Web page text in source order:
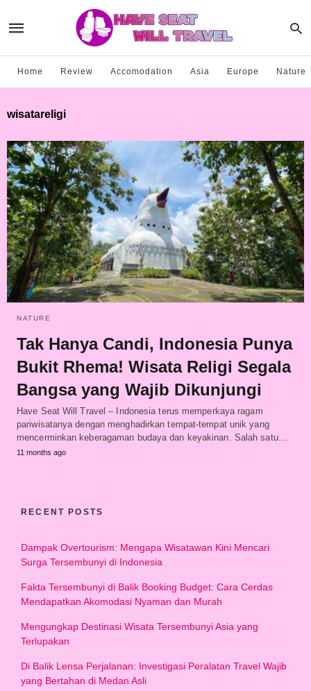
Home Review Accomodation Asia Europe Nature
wisatareligi
NATURE
Tak Hanya Candi, Indonesia Punya
Bukit Rhema! Wisata Religi Segala
Bangsa yang Wajib Dikunjungi
Have Seat Will Travel – Indonesia terus memperkaya ragam
pariwisatanya dengan menghadirkan tempat-tempat unik yang
mencerminkan keberagaman budaya dan keyakinan. Salah satu…
11 months ago
RECENT POSTS
Dampak Overtourism: Mengapa Wisatawan Kini Mencari
Surga Tersembunyi di Indonesia
Fakta Tersembunyi di Balik Booking Budget: Cara Cerdas
Mendapatkan Akomodasi Nyaman dan Murah
Mengungkap Destinasi Wisata Tersembunyi Asia yang
Terlupakan
Di Balik Lensa Perjalanan: Investigasi Peralatan Travel Wajib
yang Bertahan di Medan Asli